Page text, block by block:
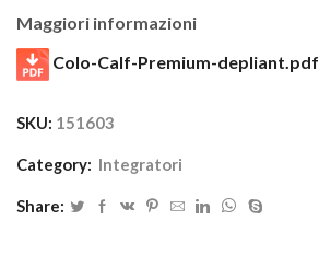
Maggiori informazioni
Colo-Calf-Premium-depliant.pdf
SKU: 151603
Category: Integratori
Share: